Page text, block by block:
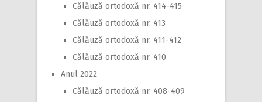
Călăuză ortodoxă nr. 414-415
Călăuză ortodoxă nr. 413
Călăuză ortodoxă nr. 411-412
Călăuză ortodoxă nr. 410
Anul 2022
Călăuză ortodoxă nr. 408-409